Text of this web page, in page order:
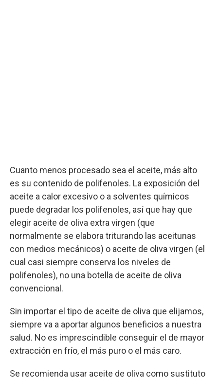
Cuanto menos procesado sea el aceite, más alto
es su contenido de polifenoles. La exposición del
aceite a calor excesivo o a solventes químicos
puede degradar los polifenoles, así que hay que
elegir aceite de oliva extra virgen (que
normalmente se elabora triturando las aceitunas
con medios mecánicos) o aceite de oliva virgen (el
cual casi siempre conserva los niveles de
polifenoles), no una botella de aceite de oliva
convencional.
Sin importar el tipo de aceite de oliva que elijamos,
siempre va a aportar algunos beneficios a nuestra
salud. No es imprescindible conseguir el de mayor
extracción en frío, el más puro o el más caro.
Se recomienda usar aceite de oliva como sustituto